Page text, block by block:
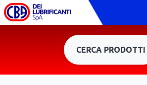
CERCA PRODOTTI